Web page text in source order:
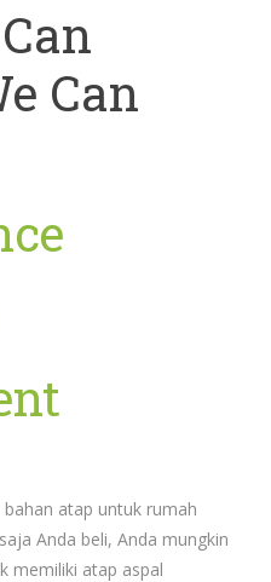
Can
atap untuk rumah
Anda beli, Anda mungkin
memiliki atap aspal